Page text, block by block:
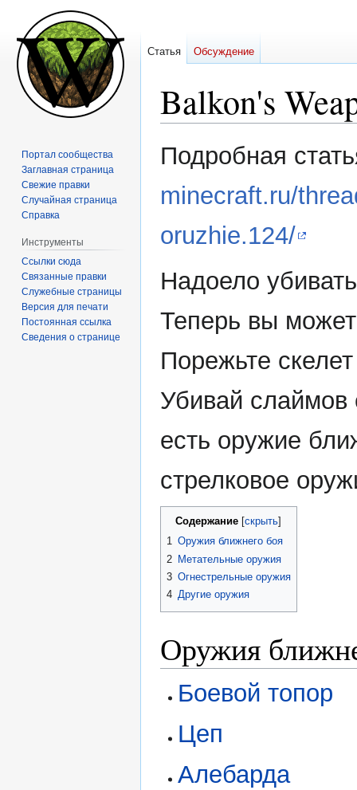
Balkon's
Перейти
к
Перейти
кПодробная
minecraft.ru/
oruzhie.124/
Надоело
Теперь вы
Порежьте
Убивай
есть оружие
стрелковое
Содержание
1 Оружия ближнего боя
2 Метательные оружия
3 Огнестрельные оружия
4 Другие оружия
Оружия
Боевой топор
Цеп
Алебарда
Статья Обсуждение
Портал сообщества
Заглавная страница
Свежие правки
Случайная страница
Справка
Инструменты
Ссылки сюда
Связанные правки
Служебные страницы
Версия для печати
Постоянная ссылка
Сведения о странице